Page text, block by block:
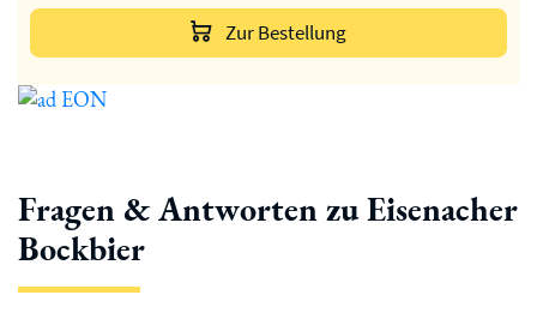
Zur Bestellung
Fragen & Antworten zu Eisenacher
Bockbier